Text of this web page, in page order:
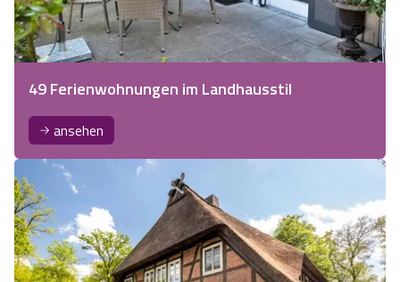
49 Ferienwohnungen im Landhausstil
ansehen